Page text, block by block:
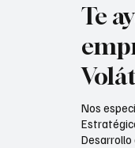
Te
Nos
Desarrollo